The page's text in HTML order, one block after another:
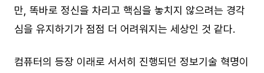
만, 똑바로 정신을 차리고 핵심을 놓치지 않으려는 경각
심을 유지하기가 점점 더 어려워지는 세상인 것 같다.
컴퓨터의 등장 이래로 서서히 진행되던 정보기술 혁명이